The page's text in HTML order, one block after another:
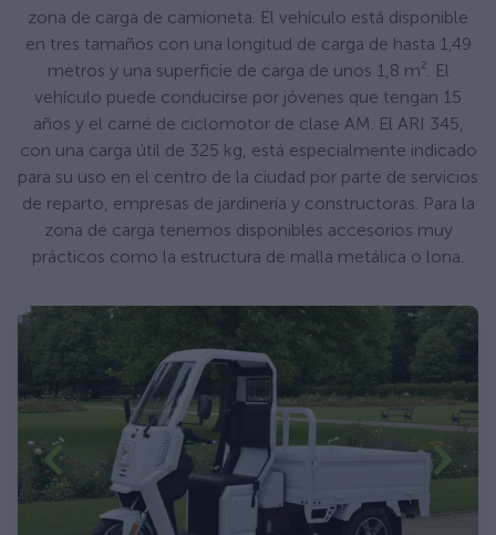
zona de carga de camioneta. El vehículo está disponible
en tres tamaños con una longitud de carga de hasta 1,49
metros y una superficie de carga de unos 1,8 m². El
vehículo puede conducirse por jóvenes que tengan 15
años y el carné de ciclomotor de clase AM. El ARI 345,
con una carga útil de 325 kg, está especialmente indicado
para su uso en el centro de la ciudad por parte de servicios
de reparto, empresas de jardinería y constructoras. Para la
zona de carga tenemos disponibles accesorios muy
prácticos como la estructura de malla metálica o lona.